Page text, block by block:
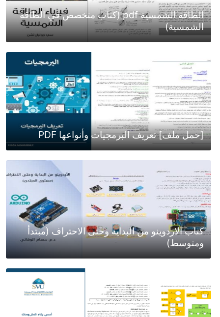
الطاقة الشمسية pdf (كتاب متخصص في الطاقة
الشمسية)
[حمل ملف] تعريف البرمجيات وأنواعها PDF
كتاب الاردوينو من البداية وحتى الاحتراف (مبتدأ
ومتوسط)